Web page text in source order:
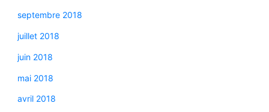
septembre 2018
juillet 2018
juin 2018
mai 2018
avril 2018